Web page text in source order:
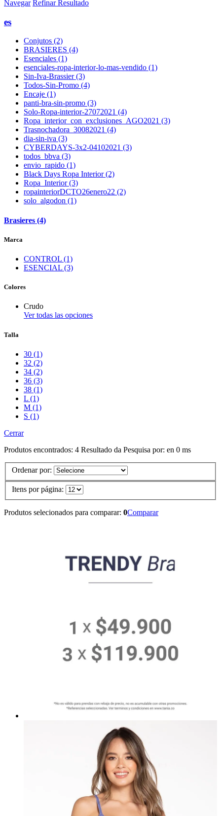
Navegar Refinar Resultado
es
Conjutos (2)
BRASIERES (4)
Esenciales (1)
esenciales-ropa-interior-lo-mas-vendido (1)
Sin-Iva-Brassier (3)
Todos-Sin-Promo (4)
Encaje (1)
panti-bra-sin-promo (3)
Solo-Ropa-interior-27072021 (4)
Ropa_interior_con_exclusiones_AGO2021 (3)
Trasnochadora_30082021 (4)
dia-sin-iva (3)
CYBERDAYS-3x2-04102021 (3)
todos_bbva (3)
envio_rapido (1)
Black Days Ropa Interior (2)
Ropa_Interior (3)
ropainteriorDCTO26enero22 (2)
solo_algodon (1)
Brasieres (4)
Marca
CONTROL (1)
ESENCIAL (3)
Colores
Crudo
Ver todas las opciones
Talla
30 (1)
32 (2)
34 (2)
36 (3)
38 (1)
L (1)
M (1)
S (1)
Cerrar
Produtos encontrados: 4 Resultado da Pesquisa por: en 0 ms
Ordenar por:
Itens por página:
Produtos selecionados para comparar: 0Comparar